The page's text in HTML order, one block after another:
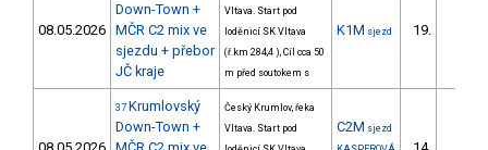
08.05.2026
Down-Town +
MČR C2 mix ve
sjezdu + přebor
JČ kraje
Vltava. Start pod
loděnicí SK Vltava
(ř.km 284,4 ), Cíl cca 50
m před soutokem s
K1M sjezd 19.
37 Krumlovský
Down-Town +
Český Krumlov, řeka
Vltava. Start pod
C2M sjezd